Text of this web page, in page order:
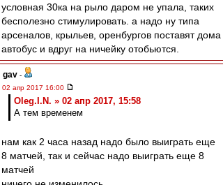
условная 30ка на рыло даром не упала, таких
бесполезно стимулировать. а надо ну типа
арсеналов, крыльев, оренбургов поставят дома
автобус и вдруг на ничейку отобьются.
gav -
02 апр 2017 16:00
Oleg.I.N. » 02 апр 2017, 15:58
А тем временем
нам как 2 часа назад надо было выиграть еще
8 матчей, так и сейчас надо выиграть еще 8
матчей